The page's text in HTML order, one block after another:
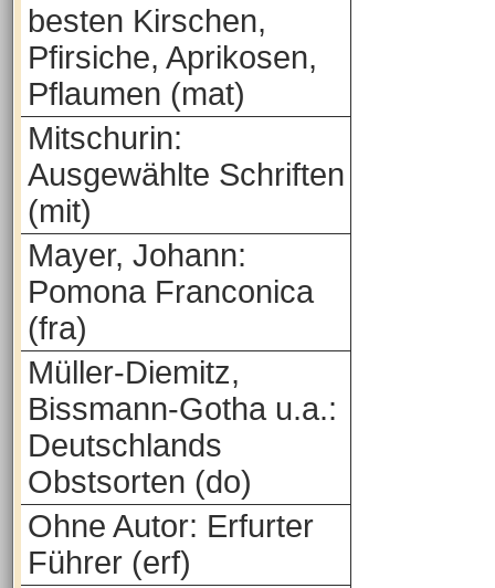
besten Kirschen,
Pfirsiche, Aprikosen,
Pflaumen (mat)
Mitschurin:
Ausgewählte Schriften
(mit)
Mayer, Johann:
Pomona Franconica
(fra)
Müller-Diemitz,
Bissmann-Gotha u.a.:
Deutschlands
Obstsorten (do)
Ohne Autor: Erfurter
Führer (erf)